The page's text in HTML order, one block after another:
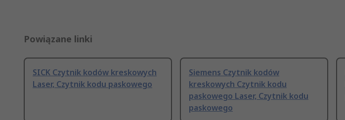
Powiązane linki
SICK Czytnik kodów kreskowych
Laser, Czytnik kodu paskowego
Siemens Czytnik kodów
kreskowych Czytnik kodu
paskowego Laser, Czytnik kodu
paskowego